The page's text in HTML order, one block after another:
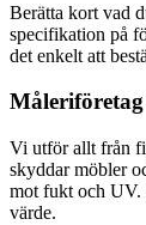
Berätta kort vad
specifikation på
det enkelt att
Vi utför allt från
skyddar möbler
mot fukt och UV.
värde.